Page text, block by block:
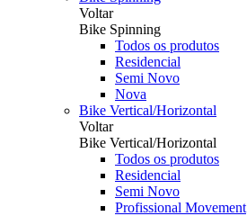
Voltar
Bike Spinning
Todos os produtos
Residencial
Semi Novo
Nova
Bike Vertical/Horizontal
Voltar
Bike Vertical/Horizontal
Todos os produtos
Residencial
Semi Novo
Profissional Movement